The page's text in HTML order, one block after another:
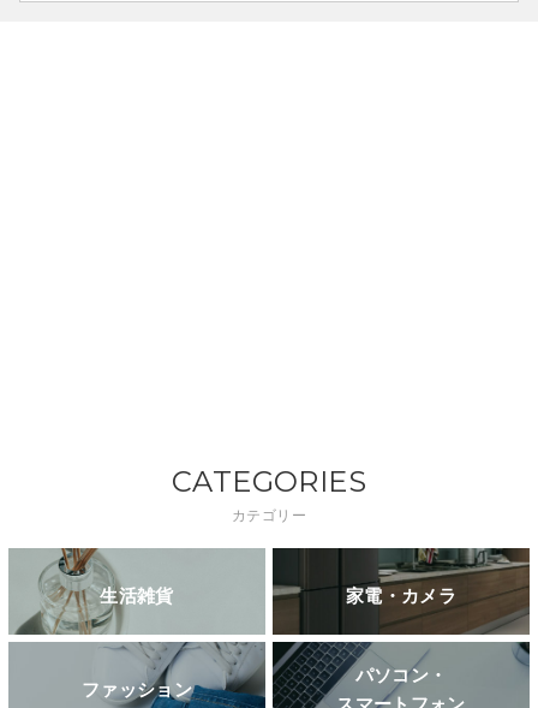
CATEGORIES
カテゴリー
生活雑貨 家電・カメラ
ファッション
パソコン・
スマートフォン